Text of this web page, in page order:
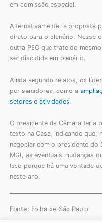
em comissão especial.
Alternativamente, a proposta
direto para o plenário. Nesse
outra PEC que trate do
ser discutida em plenário.
Ainda segundo relatos, os
por senadores, como a
setores e atividades.
O presidente da Câmara teria
texto na Casa, indicando que,
negociar com o presidente do
MG), as eventuais mudanças
Isso porque há uma vontade
neste ano.
Fonte: Folha de São Paulo